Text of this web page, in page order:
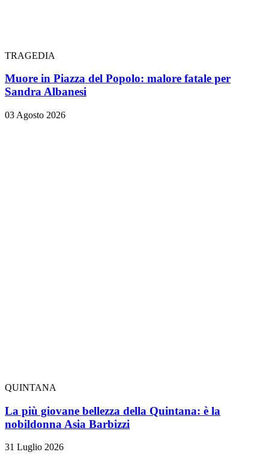
TRAGEDIA
Muore in Piazza del Popolo: malore fatale per
Sandra Albanesi
03 Agosto 2026
QUINTANA
La più giovane bellezza della Quintana: è la
nobildonna Asia Barbizzi
31 Luglio 2026